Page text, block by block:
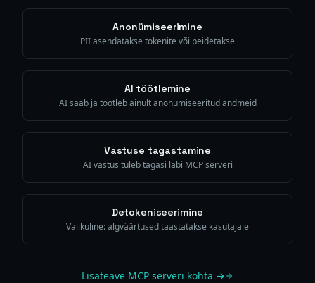
Anonümiseerimine
PII asendatakse tokenite või peidetakse
AI töötlemine
AI saab ja töötleb ainult anonümiseeritud andmeid
Vastuse tagastamine
AI vastus tuleb tagasi läbi MCP serveri
Detokeniseerimine
Valikuline: algväärtused taastatakse kasutajale
Lisateave MCP serveri kohta →